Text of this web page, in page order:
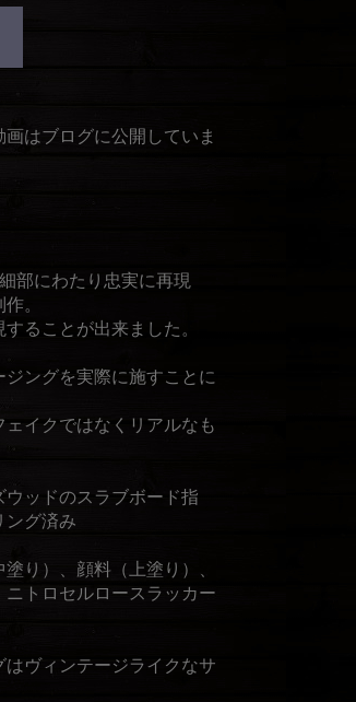
はブログに公開していま
部にわたり忠実に再現
。
ることが出来ました。
ングを実際に施すことに
イクではなくリアルなも
ッドのスラブボード指
ング済み
り）、顔料（上塗り）、
トロセルロースラッカー
ヴィンテージライクなサ